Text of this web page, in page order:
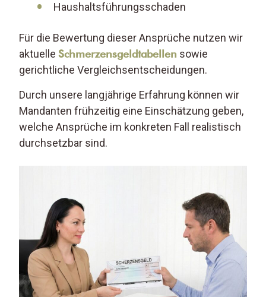
Haushaltsführungsschaden
Für die Bewertung dieser Ansprüche nutzen wir
aktuelle Schmerzensgeldtabellen sowie
gerichtliche Vergleichsentscheidungen.
Durch unsere langjährige Erfahrung können wir
Mandanten frühzeitig eine Einschätzung geben,
welche Ansprüche im konkreten Fall realistisch
durchsetzbar sind.